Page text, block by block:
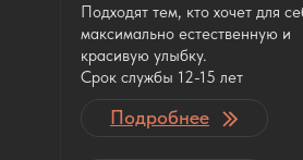
Подходят тем, кто хочет для
максимально естественную и
красивую улыбку.
Срок службы 12-15 лет
Подробнее